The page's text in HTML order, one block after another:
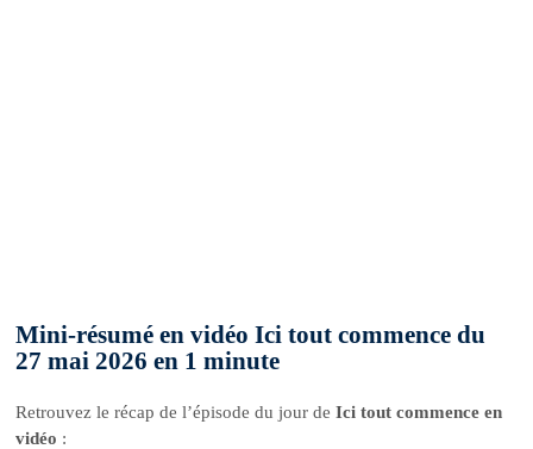
Mini-résumé en vidéo Ici tout commence du
27 mai 2026 en 1 minute
Retrouvez le récap de l’épisode du jour deIci tout commence en
vidéo :